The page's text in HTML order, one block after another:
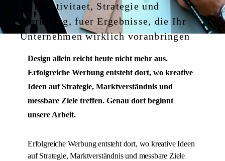
Kreativitaet, Strategie und
Marketing, fuer Ergebnisse, die Ihr
Unternehmen wirklich voranbringen
Design allein reicht heute nicht mehr aus.
Erfolgreiche Werbung entsteht dort, wo kreative
Ideen auf Strategie, Marktverständnis und
messbare Ziele treffen. Genau dort beginnt
unsere Arbeit.
Erfolgreiche Werbung entsteht dort, wo kreative Ideen
auf Strategie, Marktverständnis und messbare Ziele